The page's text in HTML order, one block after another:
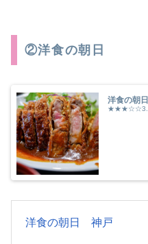
②洋食の朝日
洋食の朝
★★★☆☆3.72
洋食の朝日 神戸